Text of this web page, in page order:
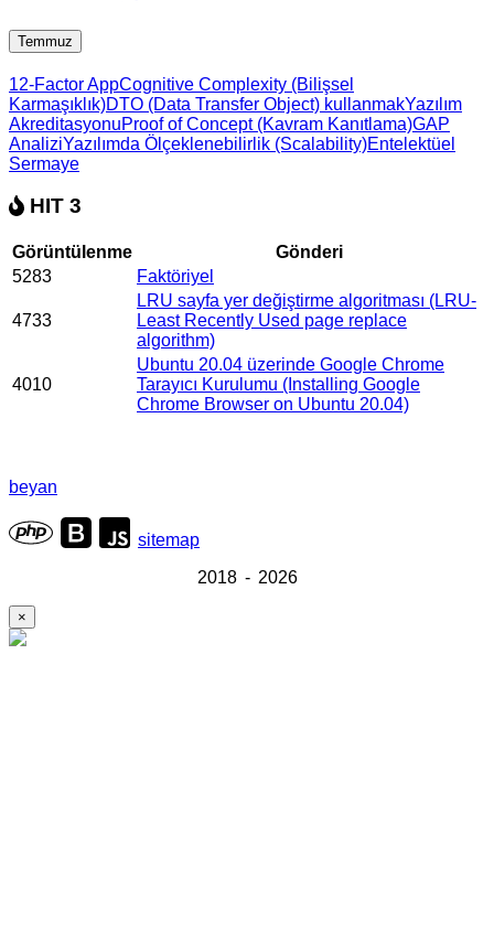
Temmuz
12-Factor AppCognitive Complexity (Bilişsel
Karmaşıklık)DTO (Data Transfer Object) kullanmakYazılım
AkreditasyonuProof of Concept (Kavram Kanıtlama)GAP
AnaliziYazılımda Ölçeklenebilirlik (Scalability)Entelektüel
Sermaye
HIT 3
Görüntülenme
Gönderi
5283
Faktöriyel
4733
LRU sayfa yer değiştirme algoritması (LRU-
Least Recently Used page replace
algorithm)
4010
Ubuntu 20.04 üzerinde Google Chrome
Tarayıcı Kurulumu (Installing Google
Chrome Browser on Ubuntu 20.04)
beyan
sitemap
2018 - 2026
×